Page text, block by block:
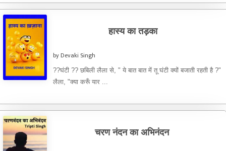
हास्य का तड़का
by Devaki Singh
??घंटी ?? छबिली लैला से, " ये बात बात में तू घंटी क्यों बजाती रहती है ?"
लैला, "क्या करूँ यार ...
चरण नंदन का अभिनंदन